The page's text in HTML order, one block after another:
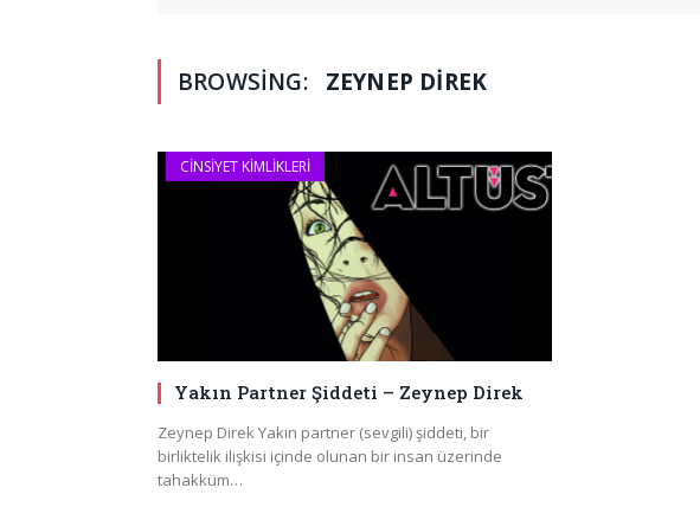
BROWSING: ZEYNEP DIREK
CINSIYET KIMLIKLERI
Yakın Partner Şiddeti – Zeynep Direk
Zeynep Direk Yakın partner (sevgili) şiddeti, bir
birliktelik ilişkisi içinde olunan bir insan üzerinde
tahakküm…